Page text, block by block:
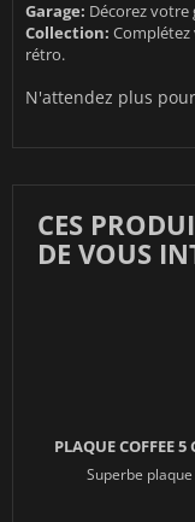
Garage: Décorez votre
Collection:
rétro.
N'attendez plus
CES
DE VOUS
PLAQUE COFFEE
Superbe